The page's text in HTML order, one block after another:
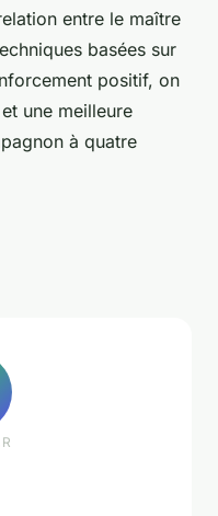
entre le maître
basées sur
positif, on
une meilleure
à quatre